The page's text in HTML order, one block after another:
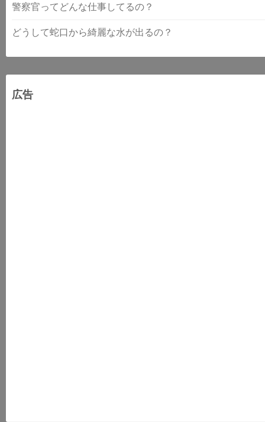
警察官ってどんな仕事してるの？
どうして蛇口から綺麗な水が出るの？
広告